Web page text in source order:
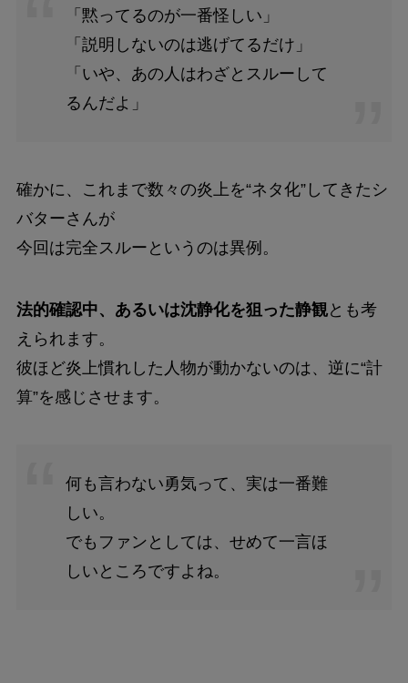
「黙ってるのが一番怪しい」
「説明しないのは逃げてるだけ」
「いや、あの人はわざとスルーして
るんだよ」
確かに、これまで数々の炎上を“ネタ化”してきたシ
バターさんが
今回は完全スルーというのは異例。
法的確認中、あるいは沈静化を狙った静観とも考
えられます。
彼ほど炎上慣れした人物が動かないのは、逆に“計
算”を感じさせます。
何も言わない勇気って、実は一番難
しい。
でもファンとしては、せめて一言ほ
しいところですよね。